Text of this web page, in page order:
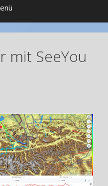
mit SeeYou